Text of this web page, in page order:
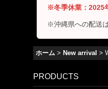
※冬季休業：2025
※沖縄県への配送
ホーム > New arrival >
PRODUCTS